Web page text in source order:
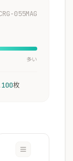
055MAG
多い
枚